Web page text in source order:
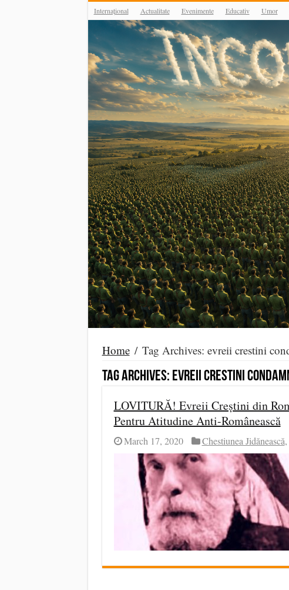
Internațional Actualitate Evenimente Educativ Umor
Home / Tag Archives: evreii crestini
Tag Archives: evreii crestini
LOVITURĂ! Evreii Creștini din
Pentru Atitudine Anti-Românească
March 17, 2020 Chestiunea Jidănească,